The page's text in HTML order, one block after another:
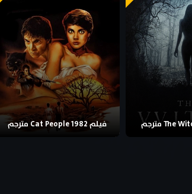
فيلم Cat People 1982 مترجم